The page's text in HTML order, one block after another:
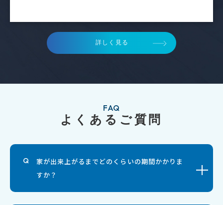
詳しく見る
FAQ
よくあるご質問
家が出来上がるまでどのくらいの期間かかりま
すか？